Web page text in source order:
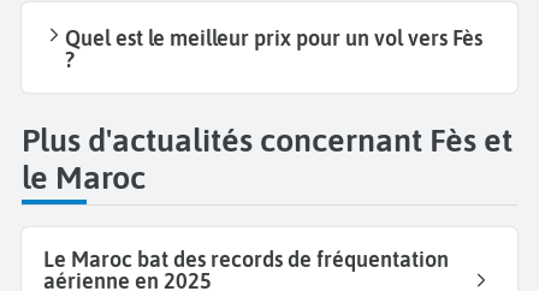
Quel est le meilleur prix pour un vol vers Fès
?
Plus d'actualités concernant Fès et
le Maroc
Le Maroc bat des records de fréquentation
aérienne en 2025